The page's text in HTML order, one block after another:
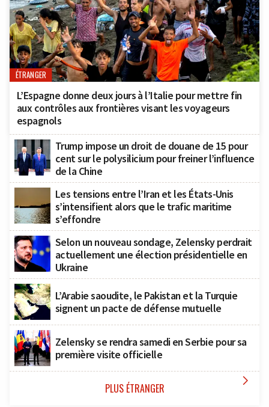
ÉTRANGER
L’Espagne donne deux jours à l’Italie pour mettre fin
aux contrôles aux frontières visant les voyageurs
espagnols
Trump impose un droit de douane de 15 pour
cent sur le polysilicium pour freiner l’influence
de la Chine
Les tensions entre l’Iran et les États-Unis
s’intensifient alors que le trafic maritime
s’effondre
Selon un nouveau sondage, Zelensky perdrait
actuellement une élection présidentielle en
Ukraine
L’Arabie saoudite, le Pakistan et la Turquie
signent un pacte de défense mutuelle
Zelensky se rendra samedi en Serbie pour sa
première visite officielle
PLUS ÉTRANGER 